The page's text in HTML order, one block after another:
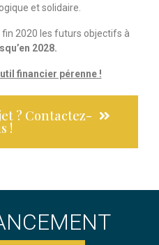
et solidaire.
fin 2020 les futurs objectifs à
2028.
financier pérenne !
? Contactez-
!